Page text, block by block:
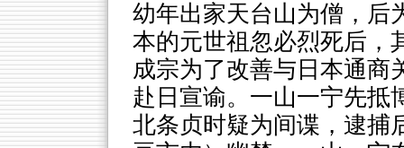
幼年出家天台山为僧，后
本的元世祖忽必烈死后，
成宗为了改善与日本通商
赴日宣谕。一山一宁先抵
北条贞时疑为间谍，逮捕